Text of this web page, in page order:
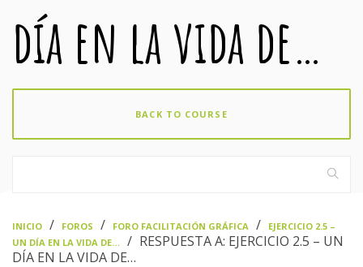
día en la vida de…
BACK TO COURSE
INICIO FOROS FORO FACILITACIÓN GRÁFICA
EJERCICIO 2.5 –
UN DÍA EN LA VIDA DE…
RESPUESTA A: EJERCICIO 2.5 – UN
DÍA EN LA VIDA DE…